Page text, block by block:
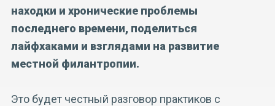
находки и хронические проблемы
последнего времени, поделиться
лайфхаками и взглядами на развитие
местной филантропии.
Это будет честный разговор практиков с